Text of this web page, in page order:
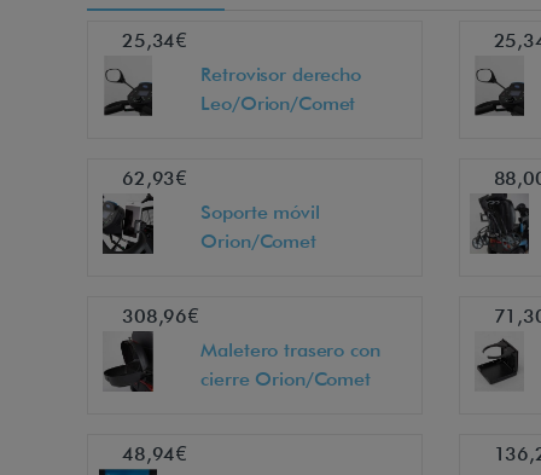
25,34€
Retrovisor derecho
Leo/Orion/Comet
62,93€
Soporte móvil
Orion/Comet
308,96€
Maletero trasero con
cierre Orion/Comet
48,94€